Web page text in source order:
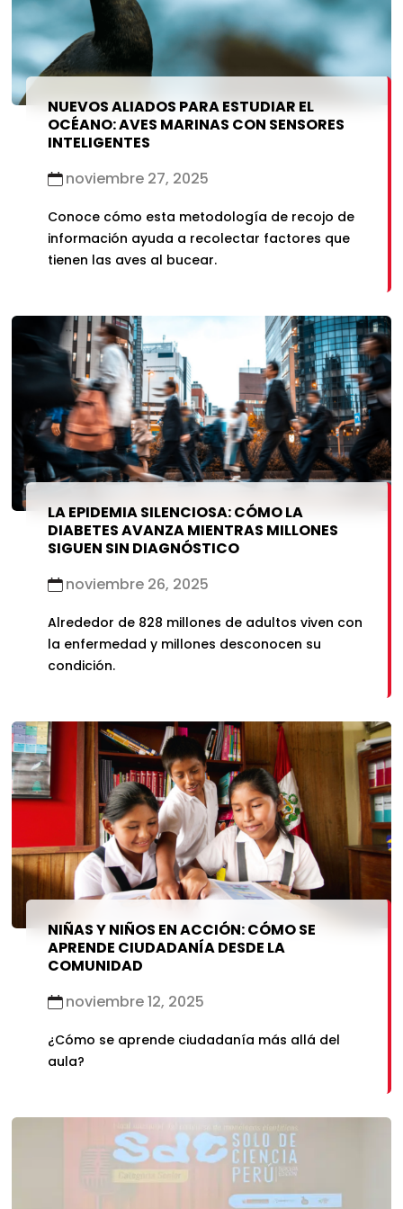
NUEVOS ALIADOS PARA ESTUDIAR EL
OCÉANO: AVES MARINAS CON SENSORES
INTELIGENTES
noviembre 27, 2025
Conoce cómo esta metodología de recojo de
información ayuda a recolectar factores que
tienen las aves al bucear.
LA EPIDEMIA SILENCIOSA: CÓMO LA
DIABETES AVANZA MIENTRAS MILLONES
SIGUEN SIN DIAGNÓSTICO
noviembre 26, 2025
Alrededor de 828 millones de adultos viven con
la enfermedad y millones desconocen su
condición.
NIÑAS Y NIÑOS EN ACCIÓN: CÓMO SE
APRENDE CIUDADANÍA DESDE LA
COMUNIDAD
noviembre 12, 2025
¿Cómo se aprende ciudadanía más allá del
aula?